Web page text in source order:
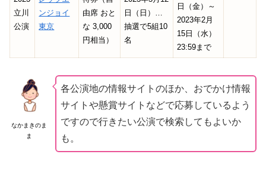
立川
公演
ンジョイ
東京
由席 おと
な 3,000
円相当）
日（日）…
抽選で5組10
名
日（金）～
2023年2月
15日（水）
23:59まで
なかまきのま
ま
各公演地の情報サイトのほか、おでかけ情報
サイトや懸賞サイトなどで応募しているよう
ですので行きたい公演で検索してもよいか
も。